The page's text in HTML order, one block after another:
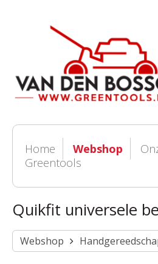
Home Webshop
Greentools
Quikfit universele
Webshop